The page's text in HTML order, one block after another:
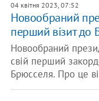
04 квітня 2023, 07:52
Новообраний
перший візит до
Новообраний
свій перший
Брюсселя. Про це